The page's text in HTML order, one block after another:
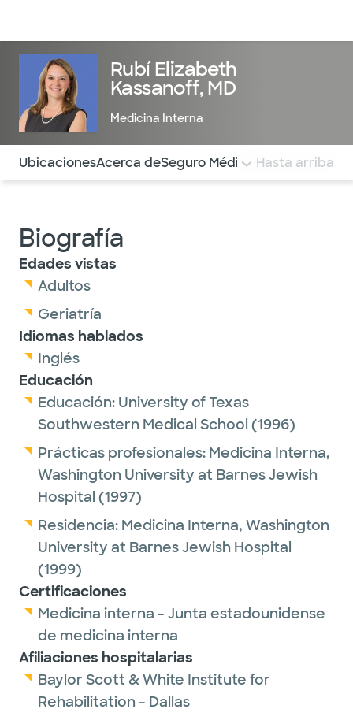
Rubí Elizabeth
Kassanoff, MD
Medicina Interna
Utilice esta navegación para saltar rápidamente a
UbicacionesAcerca deSeguro Médico COMENTARIOS
Hasta arriba
Biografía
Edades vistas
Adultos
Geriatría
Idiomas hablados
Inglés
Educación
Educación: University of Texas
Southwestern Medical School (1996)
Prácticas profesionales: Medicina Interna,
Washington University at Barnes Jewish
Hospital (1997)
Residencia: Medicina Interna, Washington
University at Barnes Jewish Hospital
(1999)
Certificaciones
Medicina interna - Junta estadounidense
de medicina interna
Afiliaciones hospitalarias
Baylor Scott & White Institute for
Rehabilitation - Dallas